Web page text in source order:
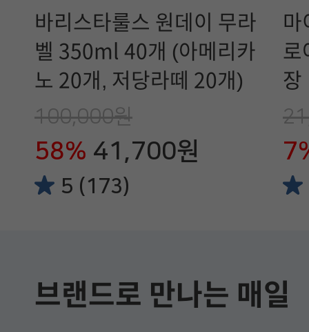
바리스타룰스 원데이 무라
벨 350ml 40개 (아메리카
노 20개, 저당라떼 20개)
100,000원
58% 41,700원
5 (173)
마
로
장
브랜드로 만나는 매일